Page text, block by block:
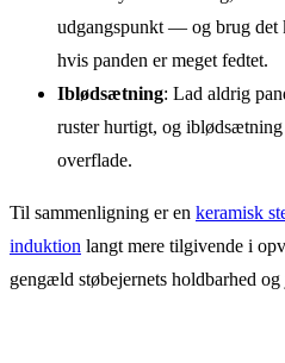
udgangspunkt — og brug det
hvis panden er meget fedtet.
Iblødsætning: Lad aldrig
ruster hurtigt, og
overflade.
Til sammenligning er en keramisk
induktion langt mere tilgivende i
gengæld støbejernets holdbarhed